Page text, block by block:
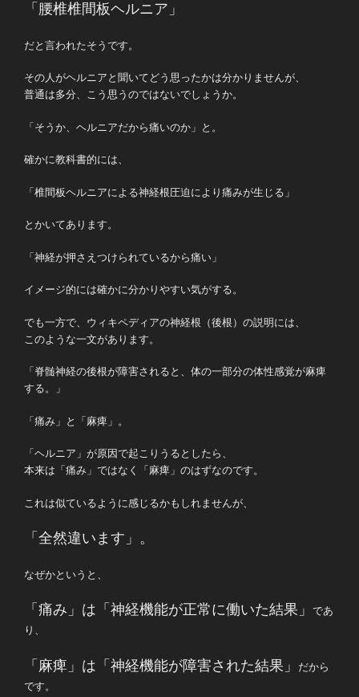
「腰椎椎間板ヘルニア」
だと言われたそうです。
その人がヘルニアと聞いてどう思ったかは分かりませんが、
普通は多分、こう思うのではないでしょうか。
「そうか、ヘルニアだから痛いのか」と。
確かに教科書的には、
「椎間板ヘルニアによる神経根圧迫により痛みが生じる」
とかいてあります。
「神経が押さえつけられているから痛い」
イメージ的には確かに分かりやすい気がする。
でも一方で、ウィキペディアの神経根（後根）の説明には、
このような一文があります。
「脊髄神経の後根が障害されると、体の一部分の体性感覚が麻痺
する。」
「痛み」と「麻痺」。
「ヘルニア」が原因で起こりうるとしたら、
本来は「痛み」ではなく「麻痺」のはずなのです。
これは似ているように感じるかもしれませんが、
「全然違います」。
なぜかというと、
「痛み」は「神経機能が正常に働いた結果」
であ
り、
「麻痺」は「神経機能が障害された結果」
だから
です。